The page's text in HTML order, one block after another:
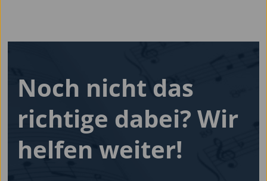
Noch nicht das
richtige dabei? Wir
helfen weiter!